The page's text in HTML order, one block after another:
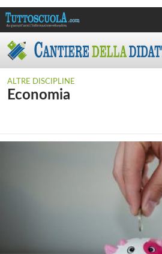
ALTRE DISCIPLINE
Economia